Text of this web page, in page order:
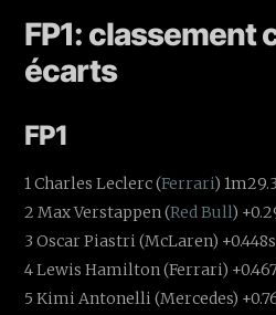
FP1: classement
écarts
FP1
1 Charles Leclerc (Ferrari)
2 Max Verstappen (Red Bull)
3 Oscar Piastri (McLaren) +0.448s
4 Lewis Hamilton (Ferrari)
5 Kimi Antonelli (Mercedes)